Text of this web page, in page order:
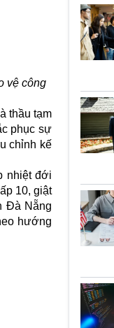
vệ công
thầu tạm
phục sự
chỉnh kế
nhiệt đới
10, giật
Đà Nẵng
hướng